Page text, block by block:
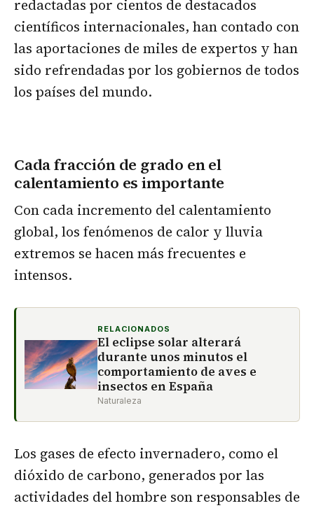
redactadas por cientos de destacados
científicos internacionales, han contado con
las aportaciones de miles de expertos y han
sido refrendadas por los gobiernos de todos
los países del mundo.
Cada fracción de grado en el
calentamiento es importante
Con cada incremento del calentamiento
global, los fenómenos de calor y lluvia
extremos se hacen más frecuentes e
intensos.
RELACIONADOS
El eclipse solar alterará
durante unos minutos el
comportamiento de aves e
insectos en España
Naturaleza
Los gases de efecto invernadero, como el
dióxido de carbono, generados por las
actividades del hombre son responsables de